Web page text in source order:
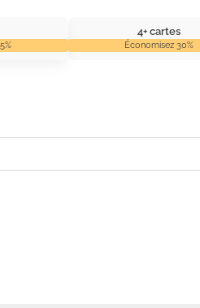
4+ cartes
Économisez 30%